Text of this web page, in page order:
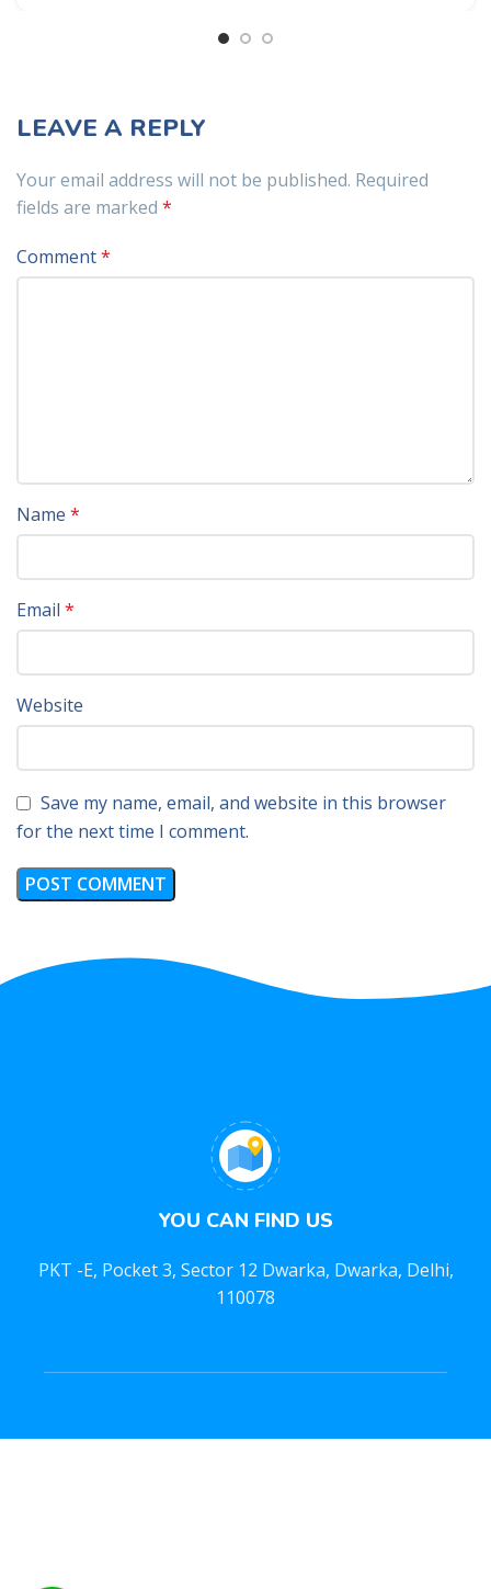
LEAVE A REPLY
Your email address will not be published. Required
fields are marked *
Comment*
Name *
Email *
Website
Save my name, email, and website in this browser
for the next time I comment.
YOU CAN FIND US
PKT -E, Pocket 3, Sector 12 Dwarka, Dwarka, Delhi,
110078